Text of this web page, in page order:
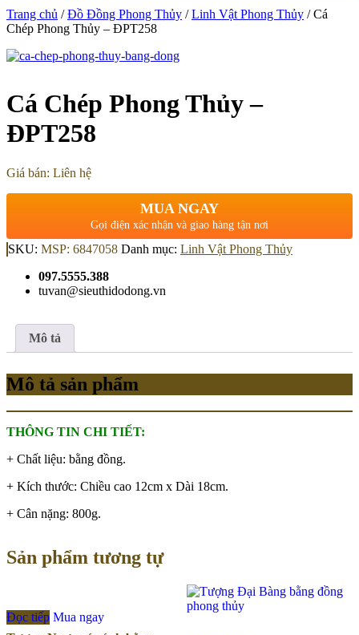
Trang chủ /Đồ Đồng Phong Thủy /Linh Vật Phong Thủy / Cá
Chép Phong Thủy – ĐPT258
Cá Chép Phong Thủy –
ĐPT258
Giá bán: Liên hệ
MUA NGAY
Gọi điện xác nhận và giao hàng tận nơi
SKU: MSP: 6847058 Danh mục: Linh Vật Phong Thủy
097.5555.388
tuvan@sieuthidodong.vn
Mô tả
Mô tả sản phẩm
THÔNG TIN CHI TIẾT:
+ Chất liệu: bằng đồng.
+ Kích thước: Chiều cao 12cm x Dài 18cm.
+ Cân nặng: 800g.
Sản phẩm tương tự
Đọc tiếp Mua ngay